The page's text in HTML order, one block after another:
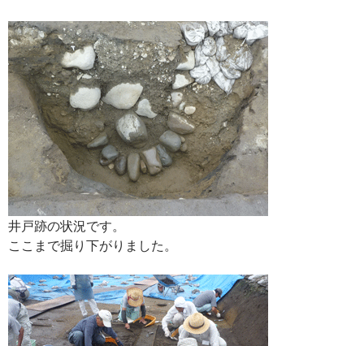
井戸跡の状況です。
ここまで掘り下がりました。